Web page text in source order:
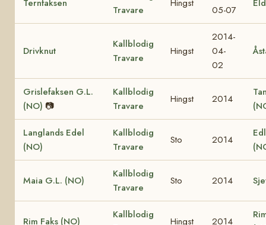
Ternfaksen
Travare
Hingst
05-07
Drivknut
Kallblodig
Travare
Hingst
2014-
04-
02
Grislefaksen G.L.
(NO) 📷
Kallblodig
Travare
Hingst 2014
Langlands Edel
(NO)
Kallblodig
Travare
Sto 2014
Maia G.L. (NO)
Kallblodig
Travare
Sto 2014
Rim Faks (NO)
Kallblodig
Hingst 2014